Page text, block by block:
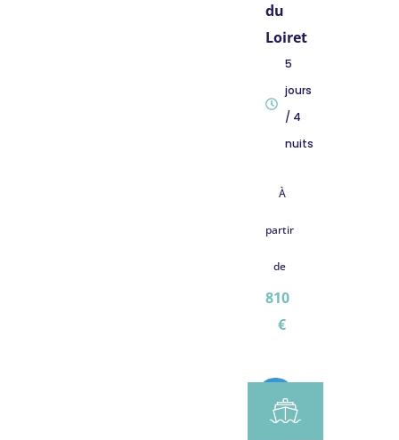
du
Loiret
5
jours
/ 4
nuits
À
partir
de
810
€